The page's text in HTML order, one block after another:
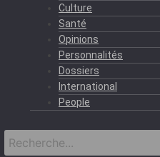
Culture
Santé
Opinions
Personnalités
Dossiers
International
People